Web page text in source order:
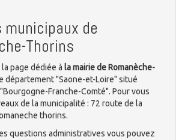
municipaux de
Thorins
page dédiée à la mairie de Romanèche-
département "Saone-et-Loire" situé
Franche-Comté". Pour vous
de la municipalité : 72 route de la
thorins.
questions administratives vous pouvez